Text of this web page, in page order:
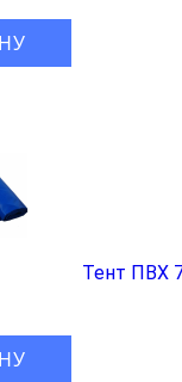
Тент ПВХ